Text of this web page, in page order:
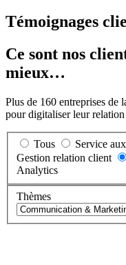
Témoignages
Ce sont nos
mieux…
Plus de 160 entreprises de
pour digitaliser leur
Tous Service
Gestion relation client
Analytics
Thèmes